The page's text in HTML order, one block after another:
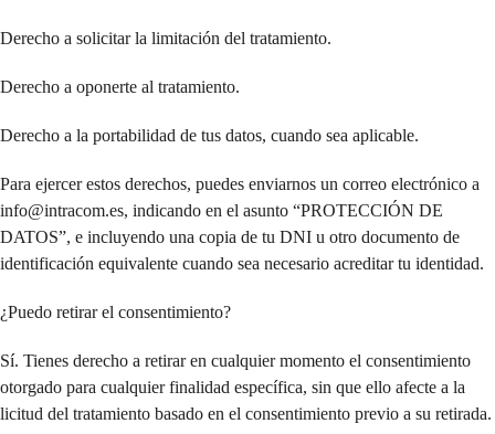
Derecho a solicitar la limitación del tratamiento.
Derecho a oponerte al tratamiento.
Derecho a la portabilidad de tus datos, cuando sea aplicable.
Para ejercer estos derechos, puedes enviarnos un correo electrónico a
info@intracom.es, indicando en el asunto “PROTECCIÓN DE
DATOS”, e incluyendo una copia de tu DNI u otro documento de
identificación equivalente cuando sea necesario acreditar tu identidad.
¿Puedo retirar el consentimiento?
Sí. Tienes derecho a retirar en cualquier momento el consentimiento
otorgado para cualquier finalidad específica, sin que ello afecte a la
licitud del tratamiento basado en el consentimiento previo a su retirada.